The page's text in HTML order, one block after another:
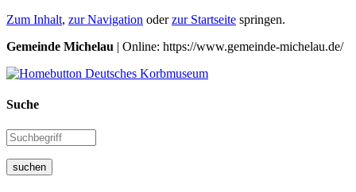
Zum Inhalt, zur Navigation oderzur Startseite springen.
Gemeinde Michelau | Online: https://www.gemeinde-michelau.de/
Suche
suchen